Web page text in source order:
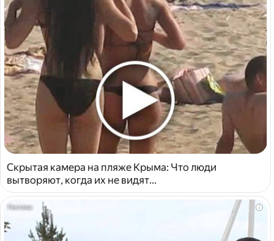
Скрытая камера на пляже Крыма: Что люди
вытворяют, когда их не видят...
i